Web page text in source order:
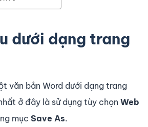
dưới dạng trang
văn bản Word dưới dạng trang
ở đây là sử dụng tùy chọn Web
mục Save As.